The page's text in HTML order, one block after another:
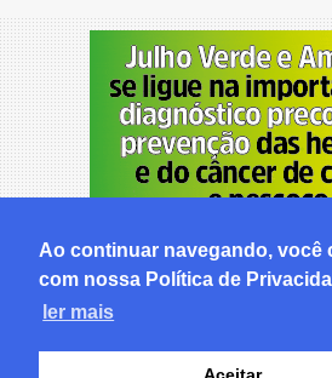
Ao continuar navegando, você
com nossa Política de
ler mais